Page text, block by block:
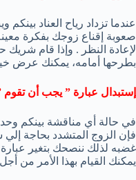
عندما تزداد رياح العناد
صعوبة إقناع زوجك بفكرة
لإعادة النظر . وإذا قام
بطرحها أمامه، يمكنك عرض
إستبدال عبارة ” يجب أن
في حالة أي مناقشة بينكم
فإن الزوج المتشدد بحاجة إلي
غضبه لذلك ننصحك بتغير
يمكنك القيام بهذا الأمر من